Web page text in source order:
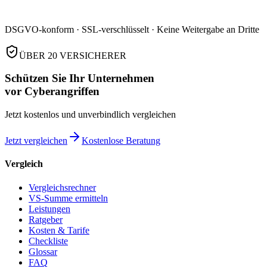
DSGVO-konform · SSL-verschlüsselt · Keine Weitergabe an Dritte
ÜBER 20 VERSICHERER
Schützen Sie Ihr Unternehmen
vor Cyberangriffen
Jetzt kostenlos und unverbindlich vergleichen
Jetzt vergleichen Kostenlose Beratung
Vergleich
Vergleichsrechner
VS-Summe ermitteln
Leistungen
Ratgeber
Kosten & Tarife
Checkliste
Glossar
FAQ